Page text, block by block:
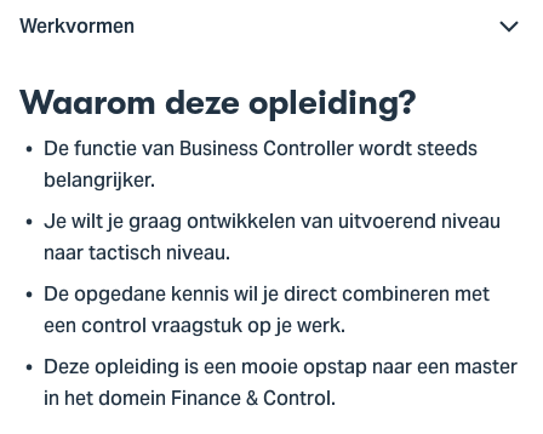
Werkvormen
Waarom deze opleiding?
De functie van Business Controller wordt steeds
belangrijker.
Je wilt je graag ontwikkelen van uitvoerend niveau
naar tactisch niveau.
De opgedane kennis wil je direct combineren met
een control vraagstuk op je werk.
Deze opleiding is een mooie opstap naar een master
in het domein Finance & Control.